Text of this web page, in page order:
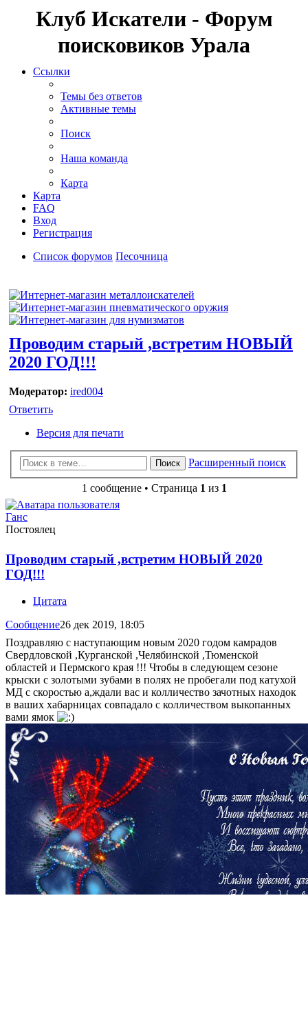
Клуб Искатели - Форум
поисковиков Урала
Ссылки
Темы без ответов
Активные темы
Поиск
Наша команда
Карта
Карта
FAQ
Вход
Регистрация
Список форумов Песочница
Проводим старый ,встретим НОВЫЙ
2020 ГОД!!!
Модератор: ired004
Ответить
Версия для печати
Поиск Расширенный поиск
1 сообщение • Страница 1 из 1
Ганс
Постоялец
Проводим старый ,встретим НОВЫЙ 2020
ГОД!!!
Цитата
Сообщение26 дек 2019, 18:05
Поздравляю с наступающим новым 2020 годом камрадов
Свердловской ,Курганской ,Челябинской ,Тюменской
областей и Пермского края !!! Чтобы в следующем сезоне
крыски с золотыми зубами в полях не пробегали под катухой
МД с скоростью а,ждали вас и колличество зачотных находок
в ваших хабарницах совпадало с колличеством выкопанных
вами ямок